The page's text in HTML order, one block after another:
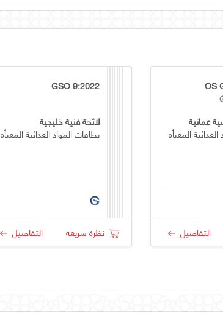
OS
عمانية
المعبأة
التفاصيل
GSO 9:2022
لائحة فنية خليجية
بطاقات المواد الغذائية المعبأة
نظرة سريعة التفاصيل